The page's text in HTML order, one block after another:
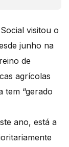
visitou o
junho na
de
agrícolas
tem “gerado
ano, está a